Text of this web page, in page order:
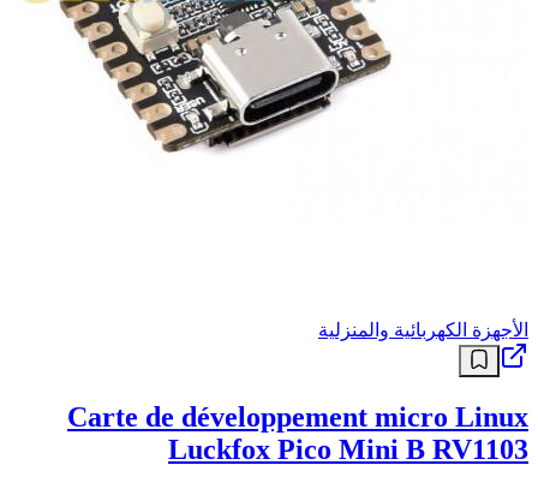
الأجهزة الكهربائية والمنزلية
Carte de développement micro Linux
Luckfox Pico Mini B RV1103